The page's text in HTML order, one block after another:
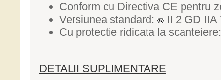
Conform cu Directiva CE pentru
Versiunea standard:
II 2 GD IIA
Cu protectie ridicata la
DETALII SUPLIMENTARE